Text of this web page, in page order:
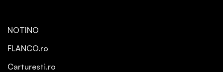
NOTINO
FLANCO.ro
Carturesti.ro